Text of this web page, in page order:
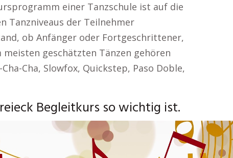
einer Tanzschule ist auf die
Tanzniveaus der Teilnehmer
ob Anfänger oder Fortgeschrittener,
geschätzten Tänzen gehören
Cha, Slowfox, Quickstep, Paso Doble,
Begleitkurs so wichtig ist.